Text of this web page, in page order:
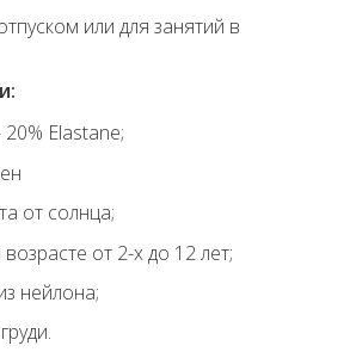
или для занятий в
Elastane;
от солнца;
от 2-х до 12 лет;
нейлона;